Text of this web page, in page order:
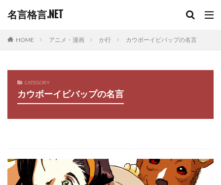
名言格言.NET
HOME アニメ・漫画 か行 カウボーイビバップの名言
CATEGORY
カウボーイビバップの名言